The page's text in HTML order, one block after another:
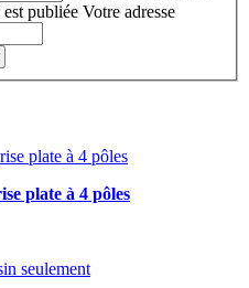
publiée Votre adresse
plate à 4 pôles
seulement